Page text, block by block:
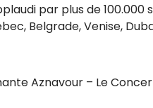
par plus de
Belgrade, Venise,
Aznavour – Le